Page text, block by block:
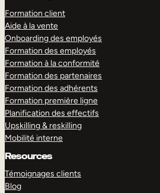
Formation client
Aide à la vente
Onboarding des employés
Formation des employés
Formation à la conformité
Formation des partenaires
Formation des adhérents
Formation première ligne
Planification des effectifs
Upskilling & reskilling
Mobilité interne
Resources
Témoignages clients
Blog